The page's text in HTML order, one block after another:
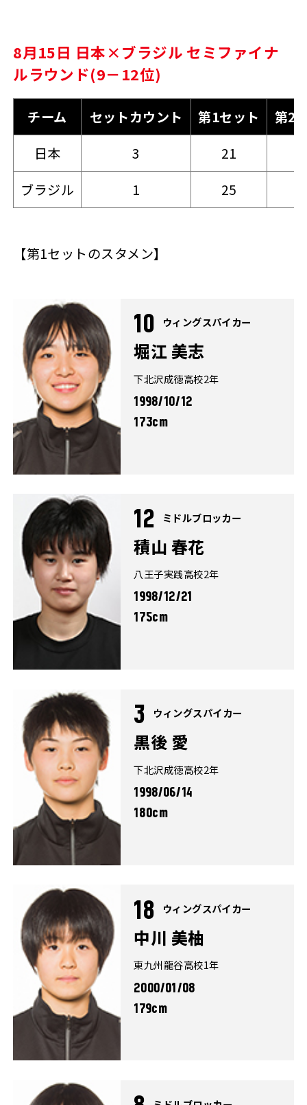
8月15日 日本×ブラジル セミファイナ
ルラウンド(9－12位)
チーム セットカウント 第1セット
第2
日本
3 21
ブラジル
1 25
【第1セットのスタメン】
10 ウィングスパイカー
堀江 美志
下北沢成徳高校2年
1998/10/12
173cm
12 ミドルブロッカー
積山 春花
八王子実践高校2年
1998/12/21
175cm
3 ウィングスパイカー
黒後 愛
下北沢成徳高校2年
1998/06/14
180cm
18 ウィングスパイカー
中川 美柚
東九州龍谷高校1年
2000/01/08
179cm